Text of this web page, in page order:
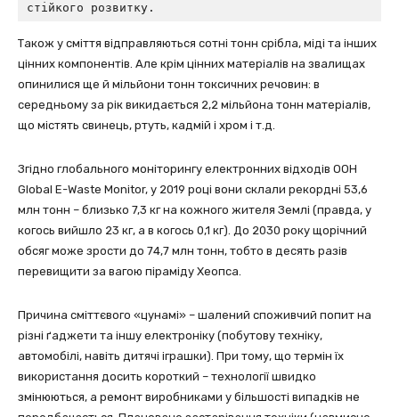
стійкого розвитку.
Також у сміття відправляються сотні тонн срібла, міді та інших
цінних компонентів. Але крім цінних матеріалів на звалищах
опинилися ще й мільйони тонн токсичних речовин: в
середньому за рік викидається 2,2 мільйона тонн матеріалів,
що містять свинець, ртуть, кадмій і хром і т.д.
Згідно глобального моніторингу електронних відходів ООН
Global E-Waste Monitor, у 2019 році вони склали рекордні 53,6
млн тонн – близько 7,3 кг на кожного жителя Землі (правда, у
когось вийшло 23 кг, а в когось 0,1 кг). До 2030 року щорічний
обсяг може зрости до 74,7 млн тонн, тобто в десять разів
перевищити за вагою піраміду Хеопса.
Причина сміттєвого «цунамі» – шалений споживчий попит на
різні ґаджети та іншу електроніку (побутову техніку,
автомобілі, навіть дитячі іграшки). При тому, що термін їх
використання досить короткий – технології швидко
змінюються, а ремонт виробниками у більшості випадків не